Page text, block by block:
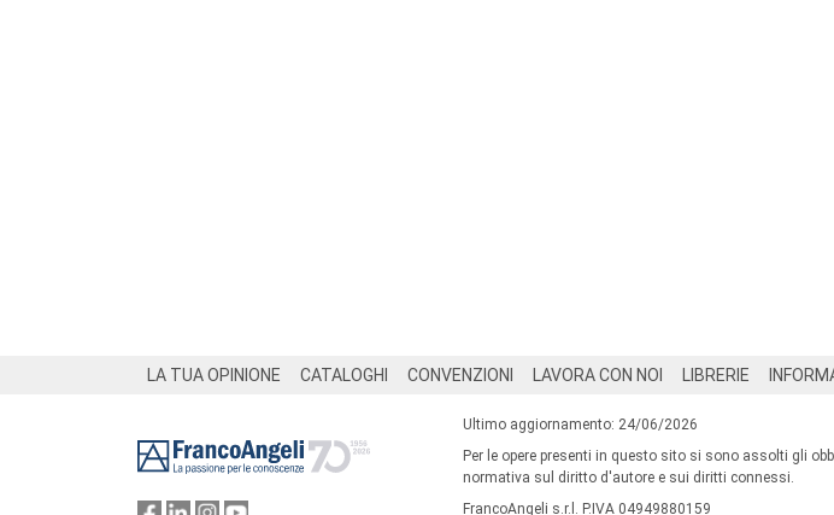
LA TUA OPINIONE CATALOGHI CONVENZIONI LAVORA CON NOI LIBRERIE
Ultimo aggiornamento: 24/06/2026
Per le opere presenti in questo sito si sono assolti gli
normativa sul diritto d'autore e sui diritti connessi.
FrancoAngeli s.r.l. P.IVA 04949880159